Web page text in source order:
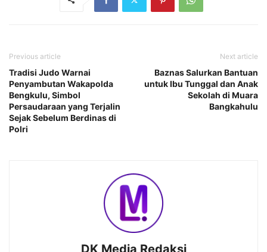
Previous article
Tradisi Judo Warnai
Penyambutan Wakapolda
Bengkulu, Simbol
Persaudaraan yang Terjalin
Sejak Sebelum Berdinas di
Polri
Next article
Baznas Salurkan Bantuan
untuk Ibu Tunggal dan Anak
Sekolah di Muara
Bangkahulu
DK Media Redaksi